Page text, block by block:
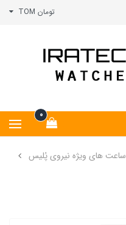
تومان TOM
0
ساعت های ویژه نیروی پُلیس